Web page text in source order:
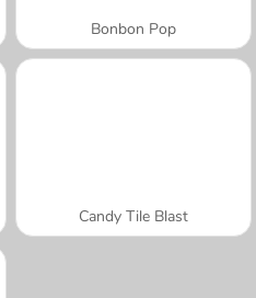
Bonbon Pop
Candy Tile Blast